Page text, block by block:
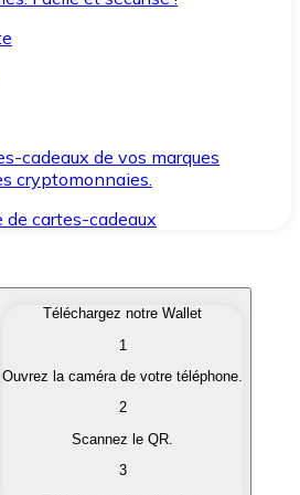
cadeaux de vos marques
cryptomonnaies.
de cartes-cadeaux
qui vous intéressent
cryptomonnaies en monnaie
Téléchargez notre Wallet
1
Ouvrez la caméra de votre téléphone.
2
Scannez le QR.
3